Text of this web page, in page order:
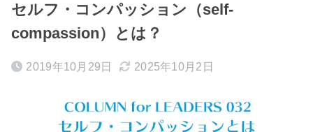
セルフ・コンパッション（self-
compassion）とは？
2019年10月29日 2025年10月2日